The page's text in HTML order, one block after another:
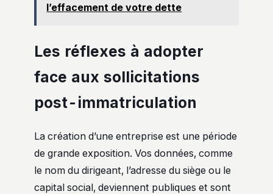
l’effacement de votre dette
Les réflexes à adopter
face aux sollicitations
post-immatriculation
La création d’une entreprise est une période
de grande exposition. Vos données, comme
le nom du dirigeant, l’adresse du siège ou le
capital social, deviennent publiques et sont